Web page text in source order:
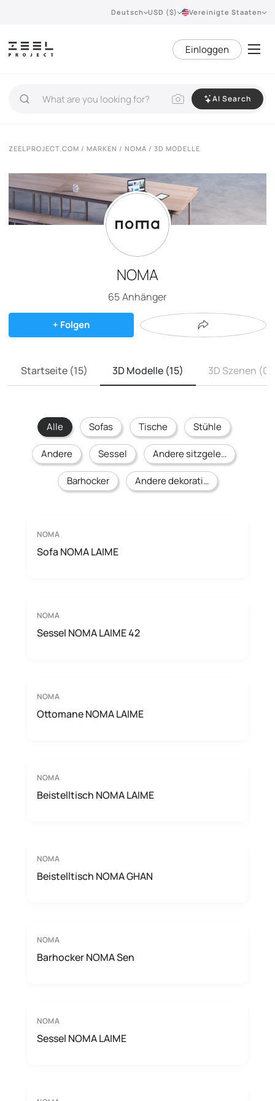
Deutsch USD ($) Vereinigte Staaten
Einloggen
AI Search
ZEELPROJECT.COM / MARKEN / NOMA / 3D MODELLE
NOMA
65Anhänger
+ Folgen
Startseite (15) 3D Modelle (15) 3D Szenen (0)
Alle Sofas Tische Stühle
Andere Sessel Andere sitzgelegenheiten
Barhocker Andere dekorative Gegenstände
NOMA
Sofa NOMA LAIME
NOMA
Sessel NOMA LAIME 42
NOMA
Ottomane NOMA LAIME
NOMA
Beistelltisch NOMA LAIME
NOMA
Beistelltisch NOMA GHAN
NOMA
Barhocker NOMA Sen
NOMA
Sessel NOMA LAIME